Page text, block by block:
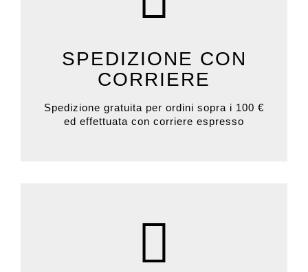
SPEDIZIONE CON
CORRIERE
Spedizione gratuita per ordini sopra i 100 €
ed effettuata con corriere espresso